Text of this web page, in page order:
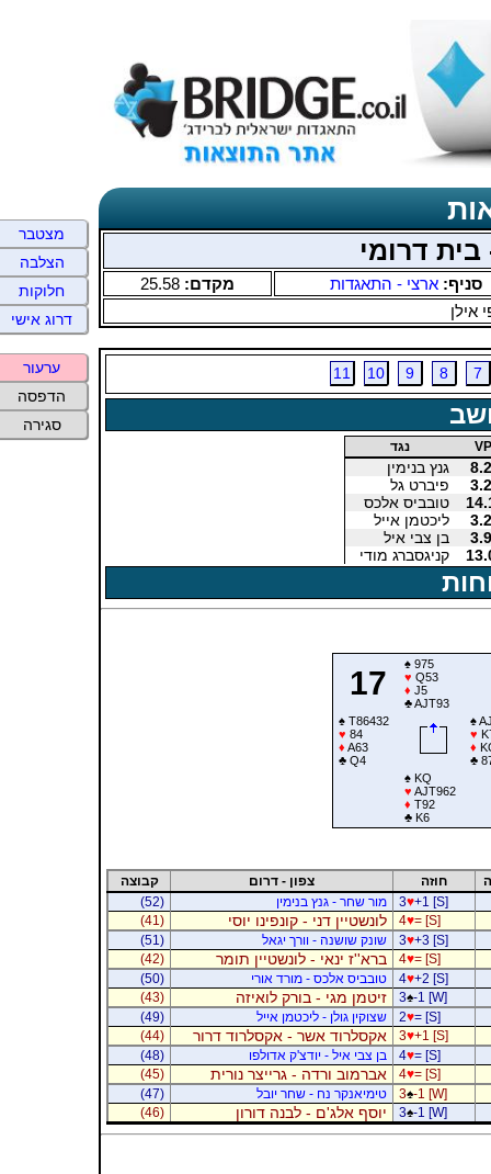
סניף: ארצי - התאגדות מקדם: 25.58
אילן
7
8
9
10
11
VP נגד
גנץ בנימין
פיברט גל
טובביס אלכס
ליכטמן אייל
בן צבי איל
קניגסברג מודי
17
♠975
♥ Q53
♦ J5
♣AJT93
♠T86432
♥ 84
♦ A63
♣Q4
♠
♥
♦
♣
♠KQ
♥ AJT962
♦ T92
♣K6
חוזה צפון - דרום
קבוצה
3♥+1 [S] מור שחר - גנץ בנימין
(52)
4♥= [S] לונשטיין דני - קונפינו יוסי
(41)
3♥+3 [S] שונק שושנה - וורך יגאל
(51)
4♥= [S] ברא''ז ינאי - לונשטיין תומר
(42)
4♥+2 [S] טובביס אלכס - מורד אורי
(50)
3♠-1 [W] זיטמן מגי - בורק לואיזה
(43)
2♥= [S] שצוקין גולן - ליכטמן אייל
(49)
3♥+1 [S] אקסלרוד אשר - אקסלרוד דרור
(44)
4♥= [S] בן צבי איל - יודצ'ק אדולפו
(48)
4♥= [S] אברמוב ורדה - גרייצר נורית
(45)
3♠-1 [W] טימיאנקר נח - שחר יובל
(47)
3♠-1 [W] יוסף אלג'ם - לבנה דורון (46)
מצטבר
הצלבה
חלוקות
דרוג אישי
ערעור
הדפסה
סגירה